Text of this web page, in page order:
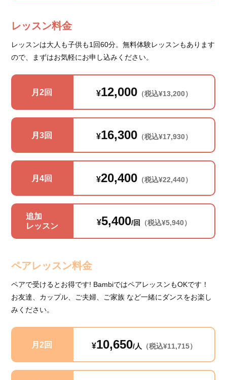
レッスン料金
レッスンは大人も子供も1回60分。無料体験レッスンもあります
ので、まずはお気軽にお申し込みください。
月2回 ¥12,000（税込¥13,200）
月3回 ¥16,300（税込¥17,930）
月4回 ¥20,400（税込¥22,440）
追加
レッスン
¥5,400/回 （税込¥5,940）
ペアレッスン料金
ペアで受けるとお得です! BambiではペアレッスンもOKです！
お友達、カップル、ご夫婦、ご家族 など一緒にダンスをお楽し
みください。
月2回 ¥10,650/人 （税込¥11,715）